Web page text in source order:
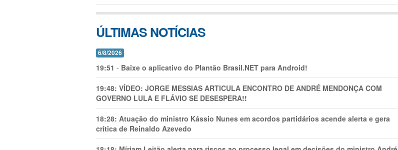
ÚLTIMAS NOTÍCIAS
6/8/2026
19:51 - Baixe o aplicativo do Plantão Brasil.NET para Android!
19:48: VÍDEO: JORGE MESSIAS ARTICULA ENCONTRO DE ANDRÉ MENDONÇA COM
GOVERNO LULA E FLÁVIO SE DESESPERA!!
18:28: Atuação do ministro Kássio Nunes em acordos partidários acende alerta e gera
crítica de Reinaldo Azevedo